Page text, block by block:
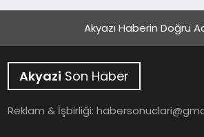
YAŞAM
Akyazı Haberin Doğru
Akyazi Son Haber
Reklam & İşbirliği: